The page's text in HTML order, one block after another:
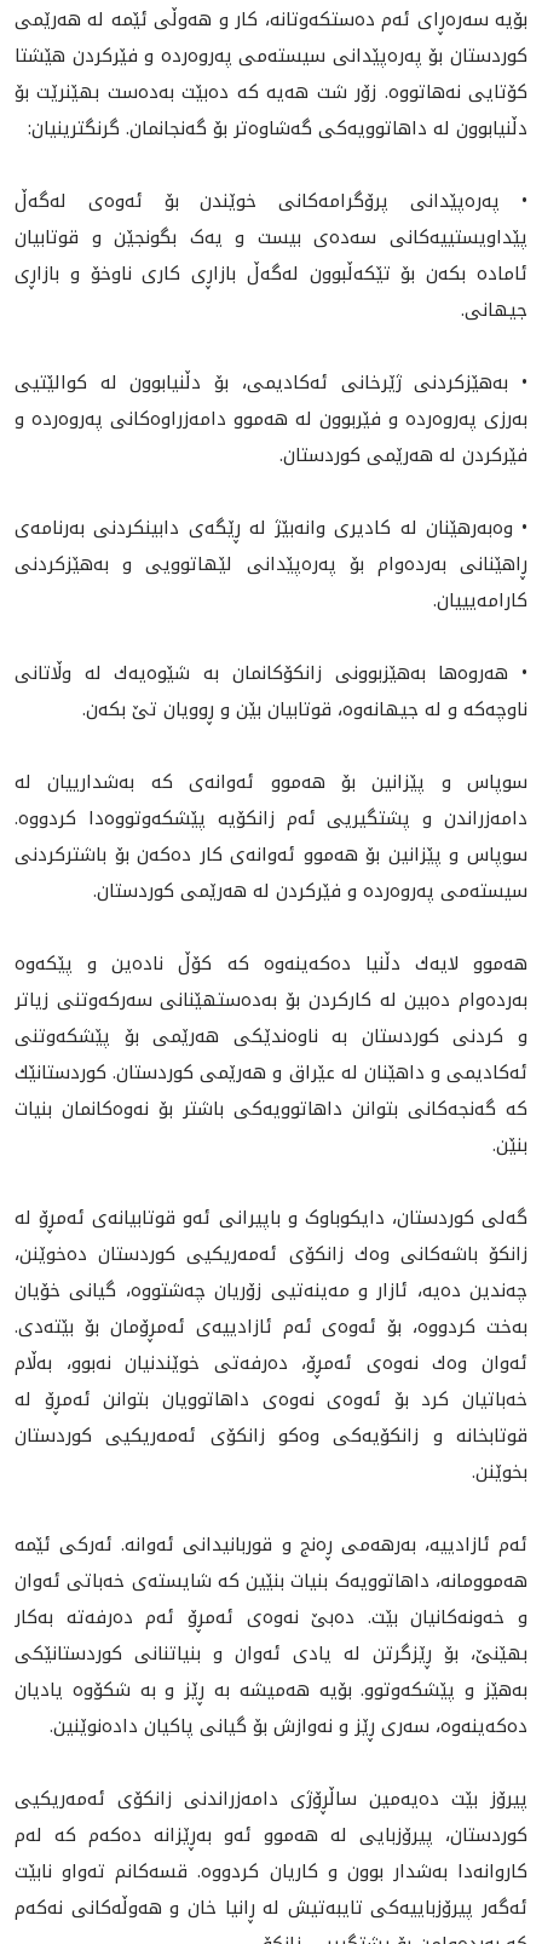
بۆيه‌ سەرەڕای ئەم دەستکەوتانە، كار و هه‌وڵى ئێمە لە هه‌رێمى
كوردستان بۆ پەرەپێدانی سیستەمی پەروەردە و فێركردن هێشتا
کۆتایی نەهاتووە. زۆر شت هەیە کە دەبێت بەدەست بهێنرێت بۆ
دڵنیابوون لە داهاتوویەکی گەشاوەتر بۆ گەنجانمان. گرنگترینيان:
• پەرەپێدانی پرۆگرامەکانی خوێندن بۆ ئەوەی لەگەڵ
پێداویستییەکانی سەدەی بیست و یەک بگونجێن و قوتابيان
ئامادە بکه‌ن بۆ تێکەڵبوون لەگەڵ بازاڕی کاری ناوخۆ و بازاڕی
جیهانی.
• بەهێزکردنی ژێرخانی ئەکادیمی، بۆ دڵنیابوون لە کوالێتيی
به‌رزى پەروەردە و فێربوون لە هەموو دامەزراوەكانى پەروەردە و
فێركردن له‌ هەرێمى كوردستان.
• وەبەرهێنان لە کادیری وانەبێژ لە ڕێگەی دابینکردنی بەرنامەی
ڕاهێنانی بەردەوام بۆ پەرەپێدانی لێهاتوویی و بەهێزکردنی
کارامەیييان.
• هه‌روه‌ها به‌هێزبوونى زانكۆكانمان به‌ شێوه‌يه‌ك له‌ وڵاتانى
ناوچه‌كه‌ و له‌ جيهانه‌وه‌، قوتابيان بێن و ڕوويان تێ بكه‌ن.
سوپاس و پێزانين بۆ هەموو ئەوانه‌ى کە بەشدارییان لە
دامەزراندن و پشتگیريی ئەم زانکۆیە پێشكه‌وتووه‌دا كردووه‌.
سوپاس و پێزانين بۆ هەموو ئەوانەی کار دەکەن بۆ باشترکردنی
سیستەمی پەروەردە و فێركردن لە هه‌رێمی کوردستان.
هه‌موو لايه‌ك دڵنيا ده‌كه‌ينه‌وه‌ کە كۆڵ ناده‌ين و پێكه‌وه‌
بەردەوام دەبین لە کارکردن بۆ بەدەستهێنانی سەرکەوتنی زیاتر
و کردنی کوردستان بە ناوەندێکی هەرێمی بۆ پێشكه‌وتنى
ئەکادیمی و داهێنان له‌ عێراق و هه‌رێمی كوردستان. كوردستانێك
كه‌ گه‌نجه‌كانى بتوانن داهاتوويه‌كى باشتر بۆ نه‌وه‌كانمان بنيات
بنێن.
گه‌لى كوردستان، دايكوباوک و باپیرانى ئه‌و قوتابيانه‌ى ئه‌مڕۆ له‌
زانكۆ باشه‌كانى وه‌ك زانكۆى ئه‌مه‌ريكيى كوردستان ده‌خوێنن،
چه‌ندين ده‌يه‌، ئازار و مه‌ينه‌تيى زۆريان چەشتووە، گیانی خۆیان
بەخت کردووە، بۆ ئەوەی ئەم ئازادییەى ئه‌مڕۆمان بۆ بێته‌دى.
ئەوان وه‌ك نه‌وه‌ى ئه‌مڕۆ، دەرفەتی خوێندنیان نەبوو، بەڵام
خەباتیان کرد بۆ ئەوەی نه‌وه‌ى داهاتوويان بتوانن ئەمڕۆ لە
قوتابخانه‌ و زانكۆیه‌كی وه‌كو زانكۆی ئه‌مه‌ریكیی كوردستان
بخوێنن.
ئەم ئازادییە، بەرهەمی ڕه‌نج و قوربانیدانی ئەوانە. ئەرکی ئێمە
هه‌موومانه‌، داهاتوویەک بنیات بنێین کە شایستەی خه‌باتى ئەوان
و خەونەکانیان بێت. ده‌بێ نه‌وه‌ى ئه‌مڕۆ ئەم دەرفەتە بەکار
بهێنێ، بۆ ڕێزگرتن لە یادی ئەوان و بنیاتنانی کوردستانێکی
به‌هێز و پێشكه‌وتوو. بۆيه‌ هه‌ميشه‌ به‌ ڕێز و به‌ شكۆوه‌ ياديان
ده‌كه‌ينه‌وه‌، سه‌رى ڕێز و نه‌وازش بۆ گيانى پاكيان داده‌نوێنين.
پیرۆز بێت دەیەمین ساڵڕۆژی دامەزراندنی زانکۆی ئەمه‌ریکيی
کوردستان، پیرۆزبایی له‌ هه‌موو ئه‌و به‌ڕێزانه‌ ده‌كه‌م كه‌ له‌م
كاروانه‌دا به‌شدار بوون و كاریان كردووه‌. قسه‌كانم ته‌واو نابێت
ئه‌گه‌ر پیرۆزباییه‌كی تایبه‌تیش له‌ ڕانیا خان و هه‌وڵه‌كانی نه‌كه‌م